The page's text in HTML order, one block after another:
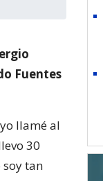
Fuentes
llamé al
30
soy tan